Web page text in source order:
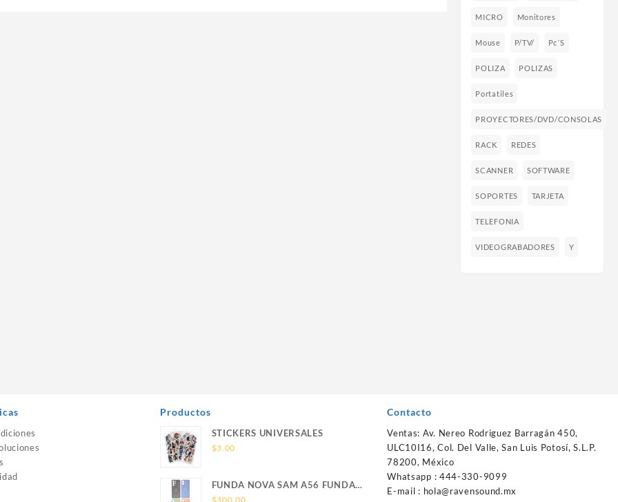
MICRO Monitores
Mouse P/TV/ Pc´s
POLIZA POLIZAS
Portatiles
PROYECTORES/DVD/CONSOLAS
RACK REDES
SCANNER SOFTWARE
SOPORTES TARJETA
TELEFONIA
VIDEOGRABADORES Y
Productos
STICKERS UNIVERSALES
$3.00
FUNDA NOVA SAM A56 FUNDA
SILICONA SIN SOPORTE
$300.00
Contacto
Ventas: Av. Nereo Rodriguez Barragán 450,
ULC10I16, Col. Del Valle, San Luis Potosí, S.L.P.
78200, México
Whatsapp : 444-330-9099
E-mail : hola@ravensound.mx